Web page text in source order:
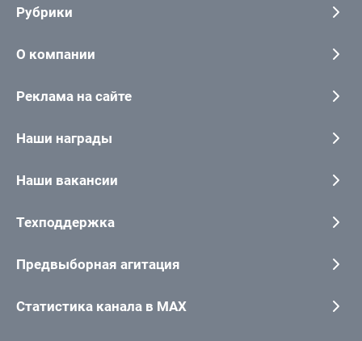
Рубрики
О компании
Реклама на сайте
Наши награды
Наши вакансии
Техподдержка
Предвыборная агитация
Статистика канала в MAX